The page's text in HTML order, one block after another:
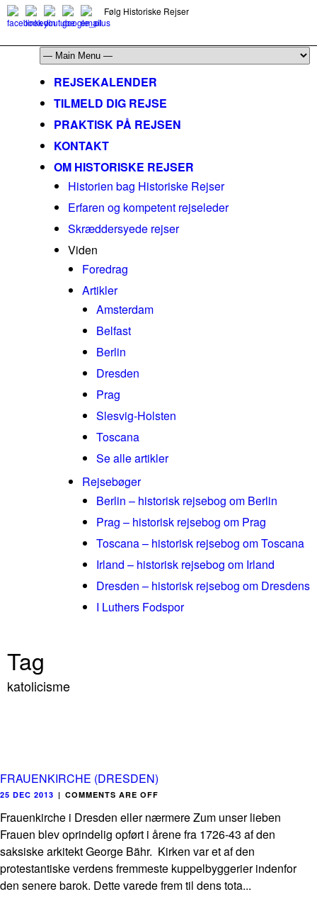
Følg Historiske Rejser
REJSEKALENDER
TILMELD DIG REJSE
PRAKTISK PÅ REJSEN
KONTAKT
OM HISTORISKE REJSER
Historien bag Historiske Rejser
Erfaren og kompetent rejseleder
Skræddersyede rejser
Viden
Foredrag
Artikler
Amsterdam
Belfast
Berlin
Dresden
Prag
Slesvig-Holsten
Toscana
Se alle artikler
Rejsebøger
Berlin – historisk rejsebog om Berlin
Prag – historisk rejsebog om Prag
Toscana – historisk rejsebog om Toscana
Irland – historisk rejsebog om Irland
Dresden – historisk rejsebog om Dresdens
I Luthers Fodspor
Tag
katolicisme
FRAUENKIRCHE (DRESDEN)
25 DEC 2013 | COMMENTS ARE OFF
Frauenkirche i Dresden eller nærmere Zum unser lieben
Frauen blev oprindelig opført i årene fra 1726-43 af den
saksiske arkitekt George Bähr. Kirken var et af den
protestantiske verdens fremmeste kuppelbyggerier indenfor
den senere barok. Dette varede frem til dens tota...